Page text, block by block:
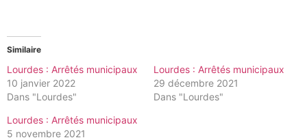
Similaire
Lourdes : Arrêtés municipaux
10 janvier 2022
Dans "Lourdes"
Lourdes : Arrêtés municipaux
29 décembre 2021
Dans "Lourdes"
Lourdes : Arrêtés municipaux
5 novembre 2021